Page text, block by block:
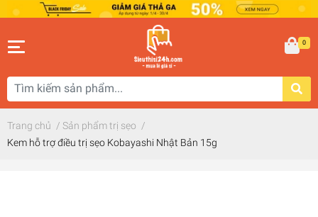
0
Trang chủ / Sản phẩm trị sẹo /
Kem hỗ trợ điều trị sẹo Kobayashi Nhật Bản 15g